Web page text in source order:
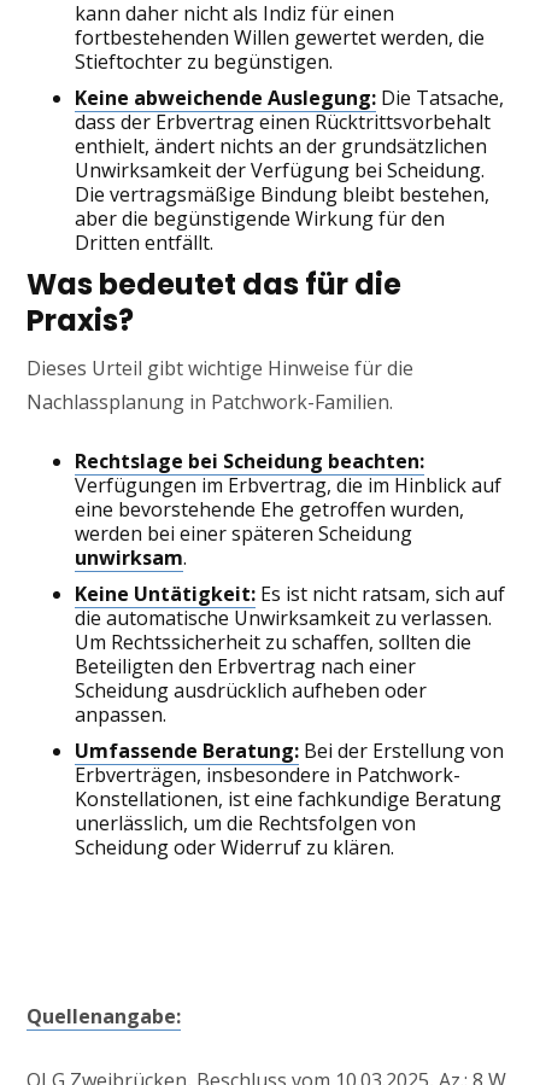
kann daher nicht als Indiz für einen
fortbestehenden Willen gewertet werden, die
Stieftochter zu begünstigen.
Keine abweichende Auslegung: Die Tatsache,
dass der Erbvertrag einen Rücktrittsvorbehalt
enthielt, ändert nichts an der grundsätzlichen
Unwirksamkeit der Verfügung bei Scheidung.
Die vertragsmäßige Bindung bleibt bestehen,
aber die begünstigende Wirkung für den
Dritten entfällt.
Was bedeutet das für die
Praxis?
Dieses Urteil gibt wichtige Hinweise für die
Nachlassplanung in Patchwork-Familien.
Rechtslage bei Scheidung beachten:
Verfügungen im Erbvertrag, die im Hinblick auf
eine bevorstehende Ehe getroffen wurden,
werden bei einer späteren Scheidung
unwirksam.
Keine Untätigkeit: Es ist nicht ratsam, sich auf
die automatische Unwirksamkeit zu verlassen.
Um Rechtssicherheit zu schaffen, sollten die
Beteiligten den Erbvertrag nach einer
Scheidung ausdrücklich aufheben oder
anpassen.
Umfassende Beratung: Bei der Erstellung von
Erbverträgen, insbesondere in Patchwork-
Konstellationen, ist eine fachkundige Beratung
unerlässlich, um die Rechtsfolgen von
Scheidung oder Widerruf zu klären.
Quellenangabe: